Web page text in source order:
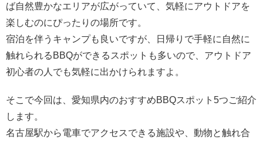
ば自然豊かなエリアが広がっていて、気軽にアウトドアを
楽しむのにぴったりの場所です。
宿泊を伴うキャンプも良いですが、日帰りで手軽に自然に
触れられるBBQができるスポットも多いので、アウトドア
初心者の人でも気軽に出かけられますよ。
そこで今回は、愛知県内のおすすめBBQスポット5つご紹介
します。
名古屋駅から電車でアクセスできる施設や、動物と触れ合